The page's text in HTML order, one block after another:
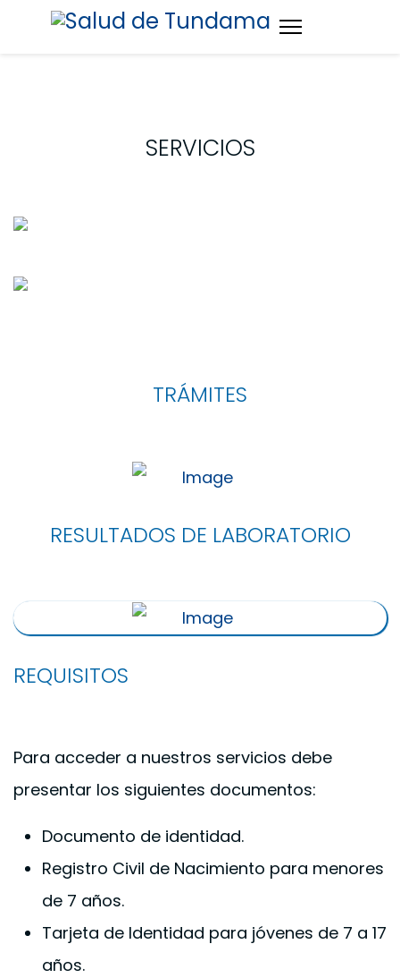
SERVICIOS
TRÁMITES
RESULTADOS DE LABORATORIO
REQUISITOS
Para acceder a nuestros servicios debe
presentar los siguientes documentos:
Documento de identidad.
Registro Civil de Nacimiento para menores
de 7 años.
Tarjeta de Identidad para jóvenes de 7 a 17
años.